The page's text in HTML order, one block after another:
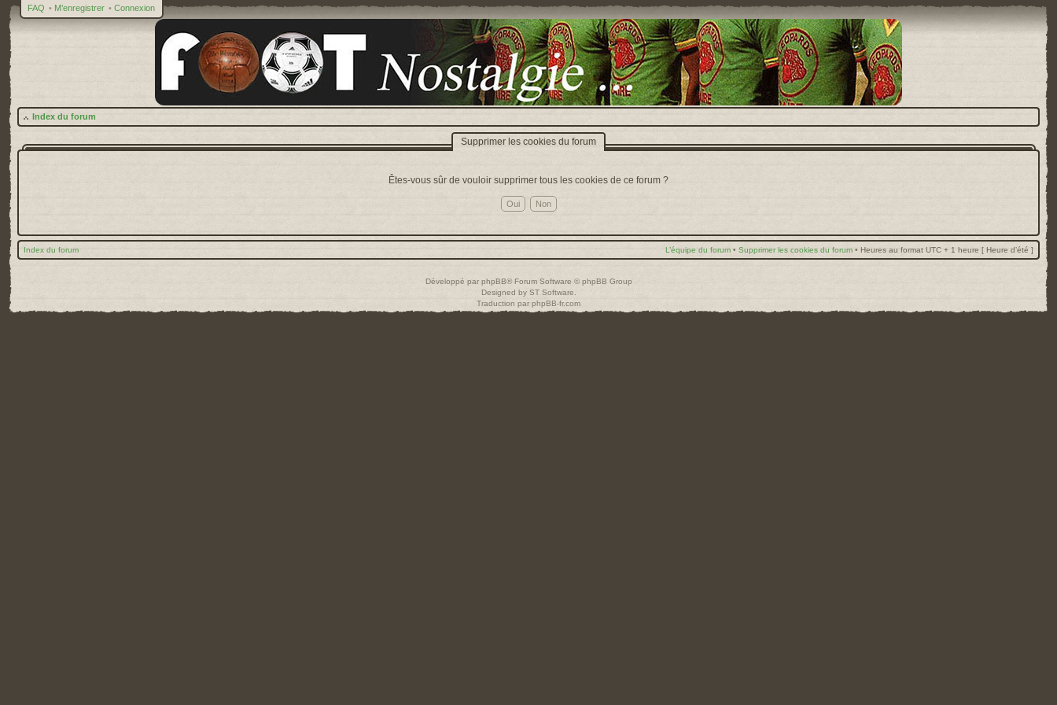
FAQ • M’enregistrer • Connexion
Index du forum
Supprimer les cookies du forum
Êtes-vous sûr de vouloir supprimer tous les cookies de ce forum ?
Index du forum L’équipe du forum • Supprimer les cookies du forum • Heures au format UTC + 1 heure [ Heure d’été ]
Développé par phpBB® Forum Software © phpBB Group
Designed by ST Software
Traduction par phpBB-fr.com